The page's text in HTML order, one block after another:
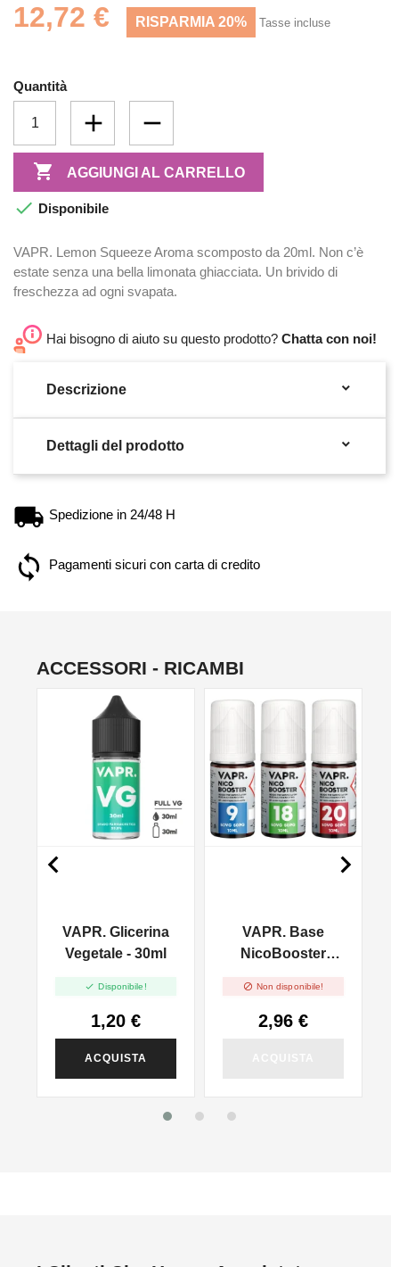
12,72 € RISPARMIA 20% Tasse incluse
Quantità
 AGGIUNGI AL CARRELLO
 Disponibile
VAPR. Lemon Squeeze Aroma scomposto da 20ml. Non c’è
estate senza una bella limonata ghiacciata. Un brivido di
freschezza ad ogni svapata.
Hai bisogno di aiuto su questo prodotto? Chatta con noi!
Descrizione 
Dettagli del prodotto 
Spedizione in 24/48 H
Pagamenti sicuri con carta di credito
ACCESSORI - RICAMBI
VAPR. Glicerina
Vegetale - 30ml
 Disponibile!
1,20 €
ACQUISTA
VAPR. Base
NicoBooster
 Non disponibile!
2,96 €
 